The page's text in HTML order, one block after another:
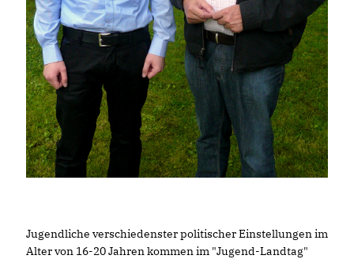
Jugendliche verschiedenster politischer Einstellungen im
Alter von 16-20 Jahren kommen im "Jugend-Landtag"